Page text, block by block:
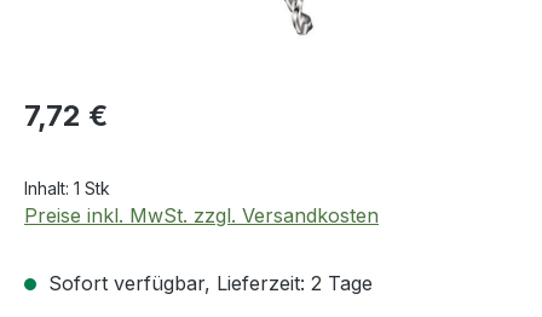
Regulärer Preis:
7,72 €
Inhalt: 1 Stk
Preise inkl. MwSt. zzgl. Versandkosten
Sofort verfügbar, Lieferzeit: 2 Tage